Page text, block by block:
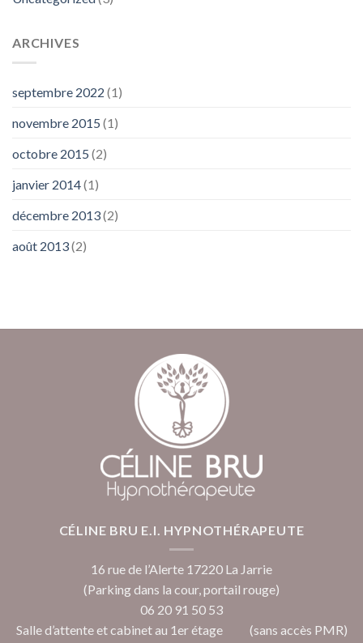
ARCHIVES
septembre 2022 (1)
novembre 2015 (1)
octobre 2015 (2)
janvier 2014(1)
décembre 2013(2)
août 2013(2)
CÉLINE BRU E.I. HYPNOTHÉRAPEUTE
16 rue de l’Alerte 17220 La Jarrie
(Parking dans la cour, portail rouge)
06 20 91 50 53
Salle d’attente et cabinet au 1er étage (sans accès PMR)